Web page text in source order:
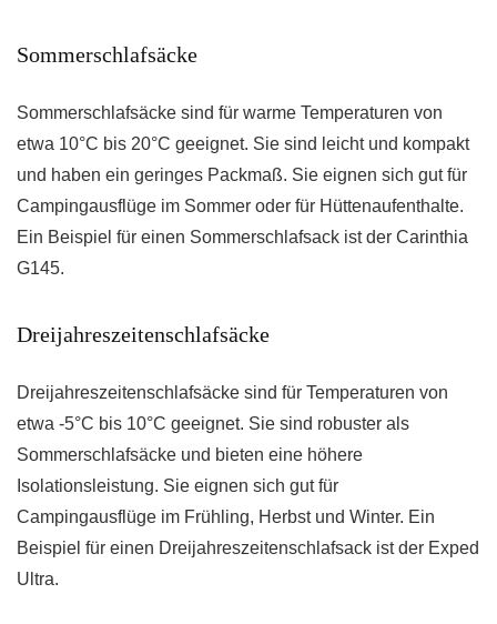
Sommerschlafsäcke
Sommerschlafsäcke sind für warme Temperaturen von
etwa 10°C bis 20°C geeignet. Sie sind leicht und kompakt
und haben ein geringes Packmaß. Sie eignen sich gut für
Campingausflüge im Sommer oder für Hüttenaufenthalte.
Ein Beispiel für einen Sommerschlafsack ist der Carinthia
G145.
Dreijahreszeitenschlafsäcke
Dreijahreszeitenschlafsäcke sind für Temperaturen von
etwa -5°C bis 10°C geeignet. Sie sind robuster als
Sommerschlafsäcke und bieten eine höhere
Isolationsleistung. Sie eignen sich gut für
Campingausflüge im Frühling, Herbst und Winter. Ein
Beispiel für einen Dreijahreszeitenschlafsack ist der Exped
Ultra.